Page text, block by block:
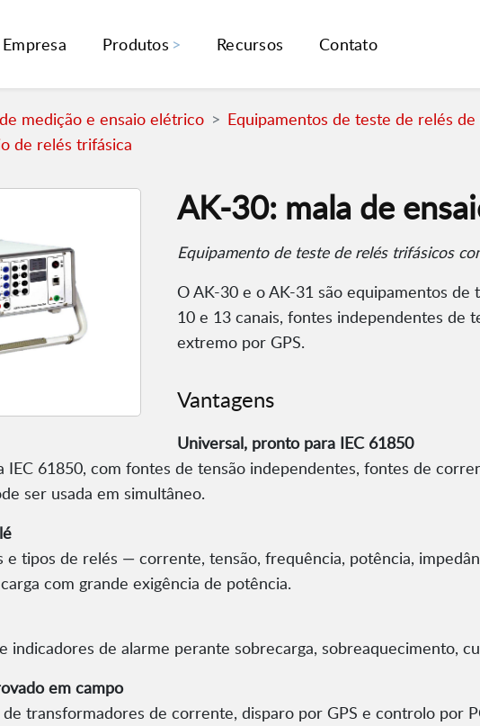
Empresa Produtos Recursos Contato
medição e ensaio elétrico
Equipamentos de teste de relés
de relés trifásica
AK-30: mala de
Equipamento de teste de relés trifásicos
O AK-30 e o AK-31 são equipamentos
10 e 13 canais, fontes independentes de
extremo por GPS.
Vantagens
Universal, pronto para IEC 61850
IEC 61850, com fontes de tensão independentes, fontes de
ser usada em simultâneo.
e tipos de relés — corrente, tensão, frequência, potência,
com grande exigência de potência.
indicadores de alarme perante sobrecarga, sobreaquecimento,
em campo
transformadores de corrente, disparo por GPS e controlo por